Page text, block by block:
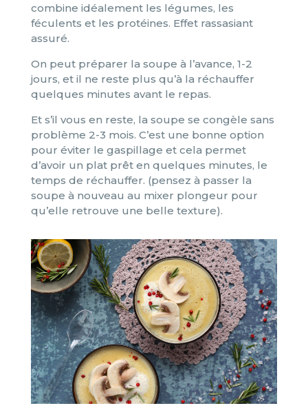
combine idéalement les légumes, les
féculents et les protéines. Effet rassasiant
assuré.
On peut préparer la soupe à l’avance, 1-2
jours, et il ne reste plus qu’à la réchauffer
quelques minutes avant le repas.
Et s’il vous en reste, la soupe se congèle sans
problème 2-3 mois. C’est une bonne option
pour éviter le gaspillage et cela permet
d’avoir un plat prêt en quelques minutes, le
temps de réchauffer. (pensez à passer la
soupe à nouveau au mixer plongeur pour
qu’elle retrouve une belle texture).